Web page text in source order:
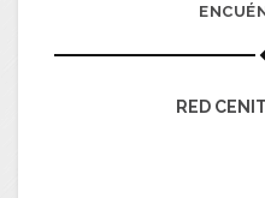
RED